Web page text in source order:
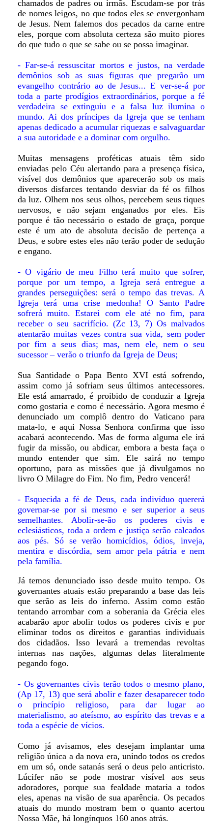
chamados de padres ou irmãs. Escudam-se por trás
de nomes leigos, no que todos eles se envergonham
de Jesus. Nem falemos dos pecados da carne entre
eles, porque com absoluta certeza são muito piores
do que tudo o que se sabe ou se possa imaginar.
- Far-se-á ressuscitar mortos e justos, na verdade
demônios sob as suas figuras que pregarão um
evangelho contrário ao de Jesus... E ver-se-á por
toda a parte prodígios extraordinários, porque a fé
verdadeira se extinguiu e a falsa luz ilumina o
mundo. Ai dos príncipes da Igreja que se tenham
apenas dedicado a acumular riquezas e salvaguardar
a sua autoridade e a dominar com orgulho.
Muitas mensagens proféticas atuais têm sido
enviadas pelo Céu alertando para a presença física,
visível dos demônios que aparecerão sob os mais
diversos disfarces tentando desviar da fé os filhos
da luz. Olhem nos seus olhos, percebem seus tiques
nervosos, e não sejam enganados por eles. Eis
porque é tão necessário o estado de graça, porque
este é um ato de absoluta decisão de pertença a
Deus, e sobre estes eles não terão poder de sedução
e engano.
- O vigário de meu Filho terá muito que sofrer,
porque por um tempo, a Igreja será entregue a
grandes perseguições: será o tempo das trevas. A
Igreja terá uma crise medonha! O Santo Padre
sofrerá muito. Estarei com ele até no fim, para
receber o seu sacrifício. (Zc 13, 7) Os malvados
atentarão muitas vezes contra sua vida, sem poder
por fim a seus dias; mas, nem ele, nem o seu
sucessor – verão o triunfo da Igreja de Deus;
Sua Santidade o Papa Bento XVI está sofrendo,
assim como já sofriam seus últimos antecessores.
Ele está amarrado, é proibido de conduzir a Igreja
como gostaria e como é necessário. Agora mesmo é
denunciado um complô dentro do Vaticano para
mata-lo, e aqui Nossa Senhora confirma que isso
acabará acontecendo. Mas de forma alguma ele irá
fugir da missão, ou abdicar, embora a besta faça o
mundo entender que sim. Ele sairá no tempo
oportuno, para as missões que já divulgamos no
livro O Milagre do Fim. No fim, Pedro vencerá!
- Esquecida a fé de Deus, cada indivíduo quererá
governar-se por si mesmo e ser superior a seus
semelhantes. Abolir-se-ão os poderes civis e
eclesiásticos, toda a ordem e justiça serão calcados
aos pés. Só se verão homicídios, ódios, inveja,
mentira e discórdia, sem amor pela pátria e nem
pela família.
Já temos denunciado isso desde muito tempo. Os
governantes atuais estão preparando a base das leis
que serão as leis do inferno. Assim como estão
tentando arrombar com a soberania da Grécia eles
acabarão apor abolir todos os poderes civis e por
eliminar todos os direitos e garantias individuais
dos cidadãos. Isso levará a tremendas revoltas
internas nas nações, algumas delas literalmente
pegando fogo.
- Os governantes civis terão todos o mesmo plano,
(Ap 17, 13) que será abolir e fazer desaparecer todo
o princípio religioso, para dar lugar ao
materialismo, ao ateísmo, ao espírito das trevas e a
toda a espécie de vícios.
Como já avisamos, eles desejam implantar uma
religião única a da nova era, unindo todos os credos
em um só, onde satanás será o deus pelo anticristo.
Lúcifer não se pode mostrar visível aos seus
adoradores, porque sua fealdade mataria a todos
eles, apenas na visão de sua aparência. Os pecados
atuais do mundo mostram bem o quanto acertou
Nossa Mãe, há longínquos 160 anos atrás.